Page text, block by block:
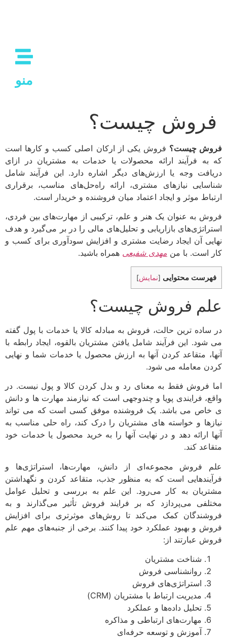
منو
فروش چیست؟
فروش چیست؟ فروش یکی از ارکان اصلی کسب و کارها است
که به فرآیند ارائه محصولات یا خدمات به مشتریان در ازای
دریافت وجه یا ارزش‌های دیگر اشاره دارد. این فرآیند شامل
شناسایی نیازهای مشتری، ارائه راه‌حل‌های مناسب، برقراری
ارتباط موثر و ایجاد اعتماد میان فروشنده و خریدار است.
فروش به عنوان یک هنر و علم، ترکیبی از مهارت‌های بین فردی،
استراتژی‌های بازاریابی و تحلیل‌های مالی را در بر می‌گیرد و هدف
نهایی آن ایجاد رضایت مشتری و افزایش سودآوری برای کسب و
کار است. با من مهدی شفیعی همراه باشید.
فهرست محتوایی [نمایش]
علم فروش چیست؟
در ساده ترین حالت، فروش به مبادله کالا یا خدمات با پول گفته
می شود. این فرآیند شامل یافتن مشتریان بالقوه، ایجاد رابطه با
آنها، متقاعد کردن آنها به ارزش محصول یا خدمات شما و نهایی
کردن معامله می شود.
اما فروش فقط به معنای رد و بدل کردن کالا و پول نیست. در
واقع، فرایندی پویا و چندوجهی است که نیازمند مهارت ها و دانش
ی خاص می باشد. یک فروشنده موفق کسی است که می تواند
نیازها و خواسته های مشتریان را درک کند، راه حلی مناسب به
آنها ارائه دهد و در نهایت آنها را به خرید محصول یا خدمات خود
متقاعد کند.
علم فروش مجموعه‌ای از دانش، مهارت‌ها، استراتژی‌ها و
فرآیندهایی است که به منظور جذب، متقاعد کردن و نگهداشتن
مشتریان به کار می‌رود. این علم به بررسی و تحلیل عوامل
مختلفی می‌پردازد که بر فرایند فروش تأثیر می‌گذارند و به
فروشندگان کمک می‌کند تا روش‌های موثرتری برای افزایش
فروش و بهبود عملکرد خود پیدا کنند. برخی از جنبه‌های مهم علم
فروش عبارتند از:
شناخت مشتریان
روانشناسی فروش
استراتژی‌های فروش
مدیریت ارتباط با مشتریان (CRM)
تحلیل داده‌ها و عملکرد
مهارت‌های ارتباطی و مذاکره
آموزش و توسعه حرفه‌ای